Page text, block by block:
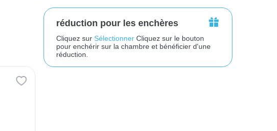
réduction pour les enchères
Cliquez surSélectionner Cliquez sur le bouton
pour enchérir sur la chambre et bénéficier d'une
réduction.